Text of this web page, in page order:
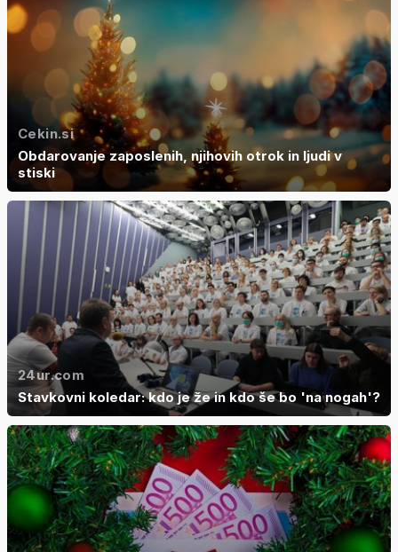
Cekin.si
Obdarovanje zaposlenih, njihovih otrok in ljudi v
stiski
24ur.com
Stavkovni koledar: kdo je že in kdo še bo 'na nogah'?